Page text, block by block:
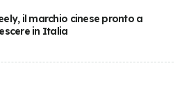
il marchio cinese pronto a
in Italia